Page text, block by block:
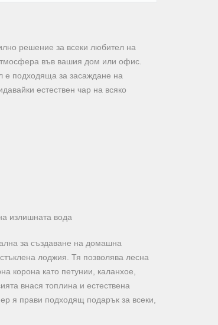
решение за всеки любител на
във вашия дом или офис.
е подходяща за засаждане на
естествен чар на всяко
излишната вода
за създаване на домашна
лоджия. Тя позволява лесна
корона като петунии, каланхое,
внася топлина и естествена
я прави подходящ подарък за всеки,